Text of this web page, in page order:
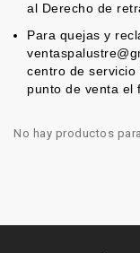
al Derecho de
Para quejas y
centro de
punto de venta el
No hay productos